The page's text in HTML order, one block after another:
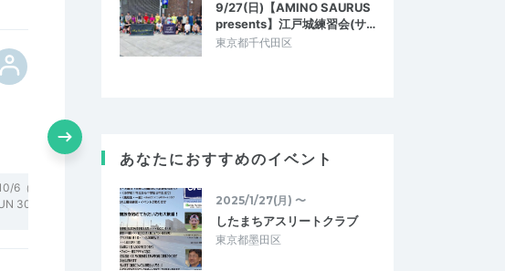
6（土） 緑とせせらぎの公園めぐりR
30km ＆ 3つ星シェフLunch
2018/10/6
く美しく！ 『おひさまEEJ』
9/27(日)【AMINO SAURUS
presents】江戸城練習会(サ…
東京都千代田区
あなたにおすすめのイベント
2025/1/27(月) 〜
したまちアスリートクラブ
東京都墨田区